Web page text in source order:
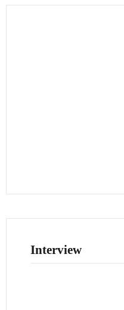
Interview